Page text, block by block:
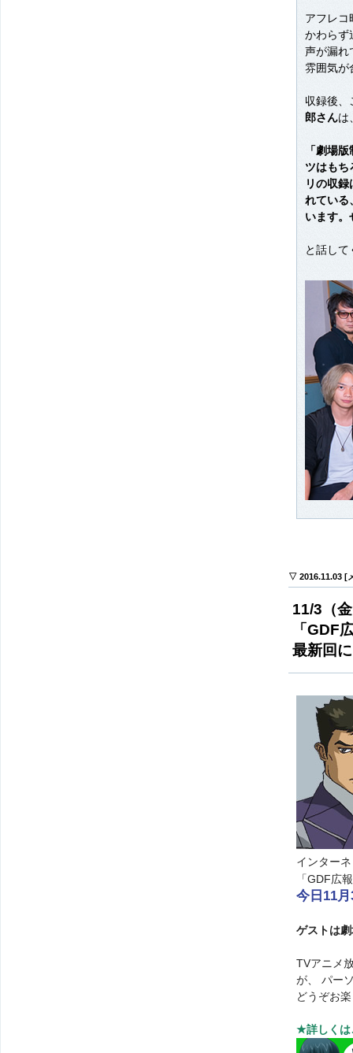
アフレコ
かわらず
声が漏れ
雰囲気が
収録後、
郎さんは
「劇場
ツはもち
リの収
れている
います。
と話して
▽ 2016.11.03 [
11/3（
「GDF
最新回
インター
「GDF広
今日11
ゲストは
TVアニメ
が、 パー
どうぞお
★詳しくは